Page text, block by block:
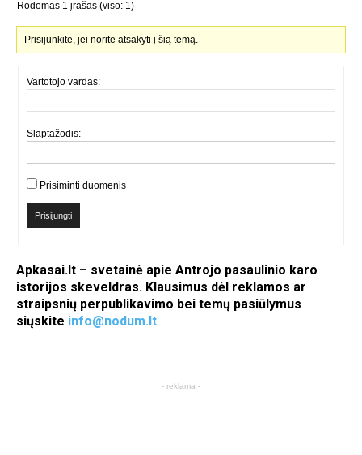
Rodomas 1 įrašas (viso: 1)
Prisijunkite, jei norite atsakyti į šią temą.
Vartotojo vardas:
Slaptažodis:
Prisiminti duomenis
Prisijungti
Apkasai.lt – svetainė apie Antrojo pasaulinio karo
istorijos skeveldras. Klausimus dėl reklamos ar
straipsnių perpublikavimo bei temų pasiūlymus
siųskite info@nodum.lt
- reklama -